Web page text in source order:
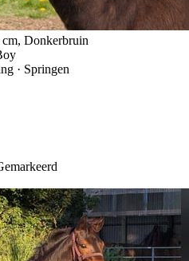
cm, Donkerbruin
· Springen